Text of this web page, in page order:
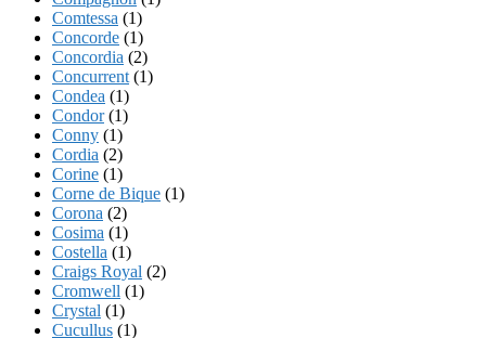
Comtessa (1)
Concorde (1)
Concordia (2)
Concurrent (1)
Condea (1)
Condor(1)
Conny (1)
Cordia (2)
Corine (1)
Corne de Bique (1)
Corona (2)
Cosima (1)
Costella (1)
Craigs Royal (2)
Cromwell (1)
Crystal (1)
Cucullus (1)